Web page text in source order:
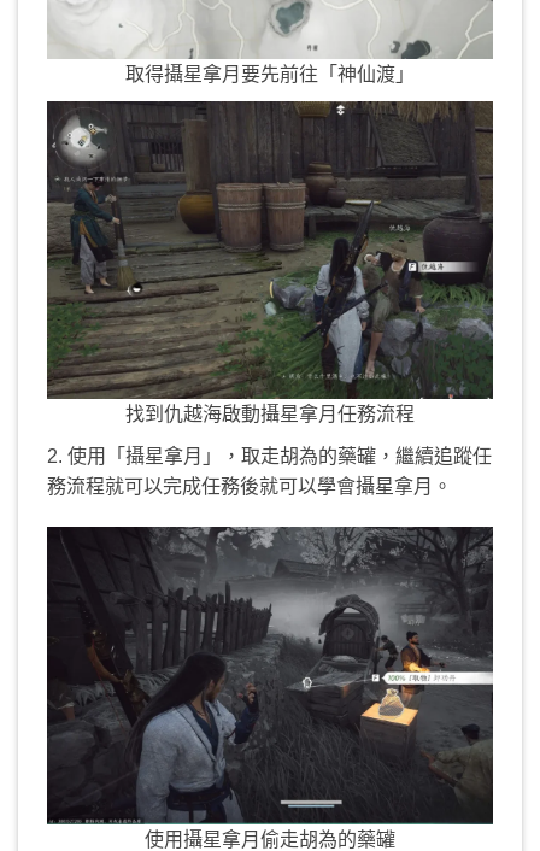
取得攝星拿月要先前往「神仙渡」
找到仇越海啟動攝星拿月任務流程
2. 使用「攝星拿月」，取走胡為的藥罐，繼續追蹤任
務流程就可以完成任務後就可以學會攝星拿月。
使用攝星拿月偷走胡為的藥罐